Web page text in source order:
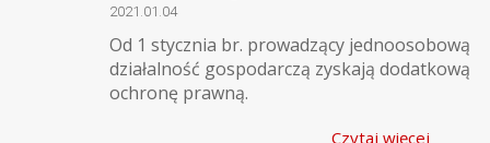
2021.01.04
Od 1 stycznia br. prowadzący jednoosobową
działalność gospodarczą zyskają dodatkową
ochronę prawną.
Czytaj więcej